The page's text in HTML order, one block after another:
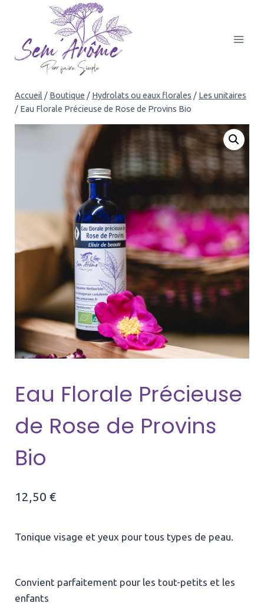
contenu
Accueil / Boutique / Hydrolats ou eaux florales / Les unitaires
/ Eau Florale Précieuse de Rose de Provins Bio
Eau Florale Précieuse
de Rose de Provins
Bio
12,50 €
Tonique visage et yeux pour tous types de peau.
Convient parfaitement pour les tout-petits et les
enfants